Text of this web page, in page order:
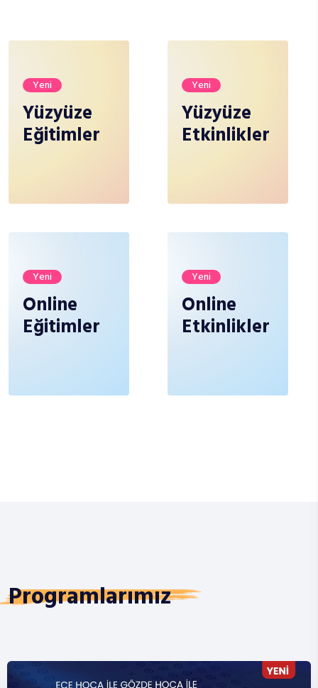
Yeni
Yüzyüze
Eğitimler
Yeni
Yüzyüze
Etkinlikler
Yeni
Online
Eğitimler
Yeni
Online
Etkinlikler
Programlarımız